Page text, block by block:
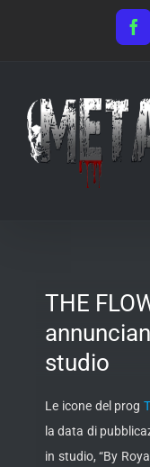
THE
studio
Le icone del prog
la data di
in studio, “By